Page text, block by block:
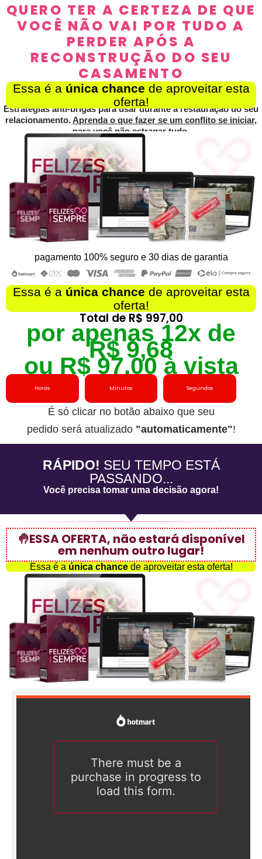
QUERO TER A CERTEZA DE QUE
VOCÊ NÃO VAI POR TUDO A
PERDER APÓS A
RECONSTRUÇÃO DO SEU
CASAMENTO
Essa é a única chance de aproveitar esta
oferta!
Estratégias anti-brigas para usar durante a restauração do seu
relacionamento.Aprenda o que fazer se um conflito se iniciar,
para você não estragar tudo.
É só clicar no botão abaixo que seu
pedido será atualizado"automaticamente"!
pagamento 100% seguro e 30 dias de garantia
Essa é a única chance de aproveitar esta
oferta!
Total de R$ 997,00
por apenas 12x de
R$ 9,68
ou R$ 97,00 à vista
Horas Minutos Segundos
RÁPIDO! SEU TEMPO ESTÁ
PASSANDO...
Você precisa tomar uma decisão agora!
🤚ESSA OFERTA, não estará disponível
em nenhum outro lugar!
Essa é a única chancede aproveitar esta oferta!